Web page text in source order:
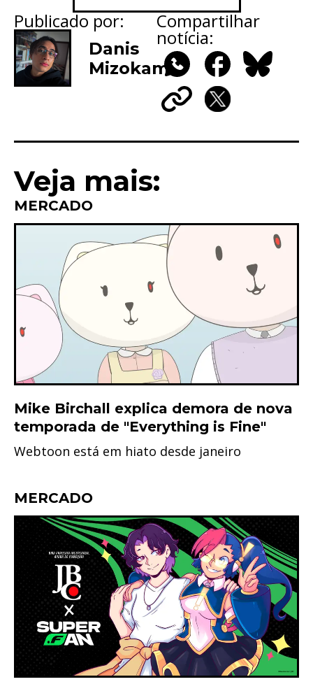
Publicado por:
Danis
Mizokami
Compartilhar
notícia:
WhatsAppFacebook
Veja mais:
MERCADO
Mike Birchall explica demora de nova
temporada de "Everything is Fine"
Webtoon está em hiato desde janeiro
MERCADO